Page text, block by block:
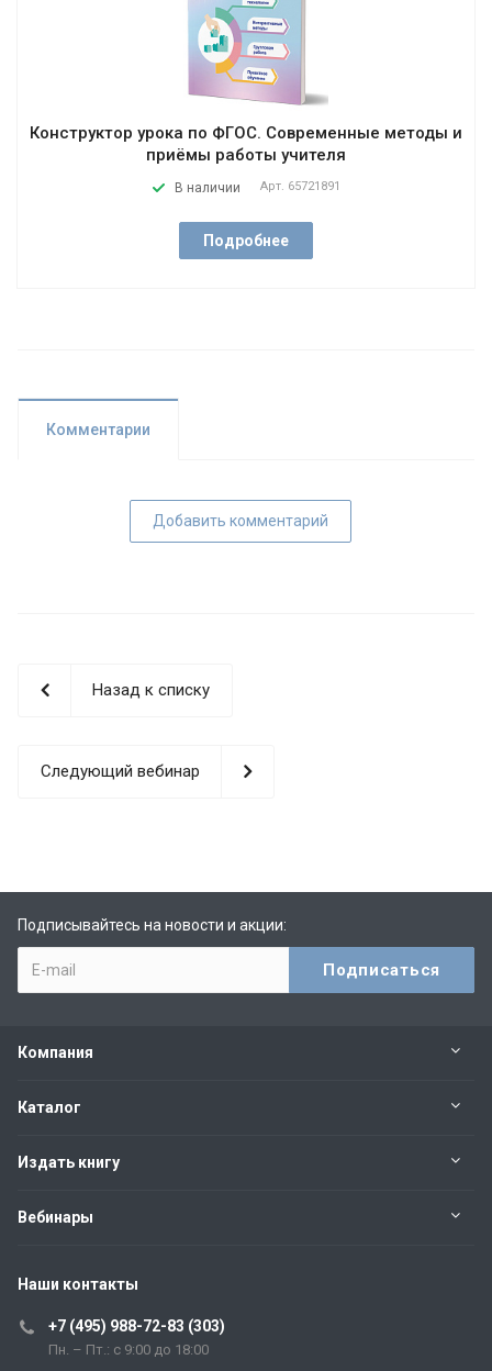
Конструктор урока по ФГОС. Современные методы и
приёмы работы учителя
В наличии Арт. 65721891
Подробнее
Комментарии
Добавить комментарий
Назад к списку
Следующий вебинар
Подписывайтесь на новости и акции:
Компания
Каталог
Издать книгу
Вебинары
Наши контакты
+7 (495) 988-72-83 (303)
Пн. – Пт.: с 9:00 до 18:00